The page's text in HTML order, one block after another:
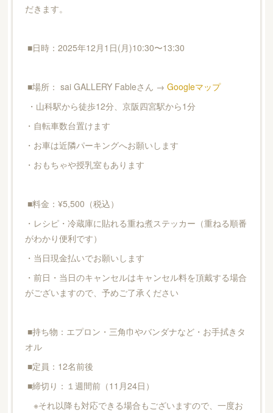
だきます。
■日時：2025年12月1日(月)10:30〜13:30
■場所： sai GALLERY Fableさん → Googleマップ
・山科駅から徒歩12分、京阪四宮駅から1分
・自転車数台置けます
・お車は近隣パーキングへお願いします
・おもちゃや授乳室もあります
■料金：¥5,500（税込）
・レシピ・冷蔵庫に貼れる重ね煮ステッカー（重ねる順番
がわかり便利です）
・当日現金払いでお願いします
・前日・当日のキャンセルはキャンセル料を頂戴する場合
がございますので、予めご了承ください
■持ち物：エプロン・三角巾やバンダナなど・お手拭きタ
オル
■定員：12名前後
■締切り：１週間前（11月24日）
※それ以降も対応できる場合もございますので、一度お